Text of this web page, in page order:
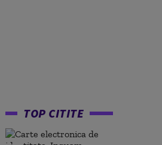
TOP CITITE